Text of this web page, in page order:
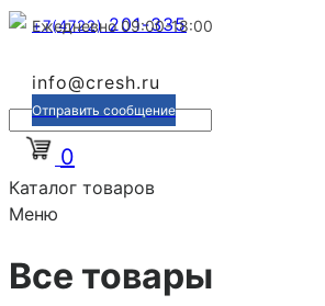
+7(4722)201-335
Ежедневно 09:00-18:00
info@cresh.ru
Отправить сообщение
0
Каталог товаров
Меню
Все товары